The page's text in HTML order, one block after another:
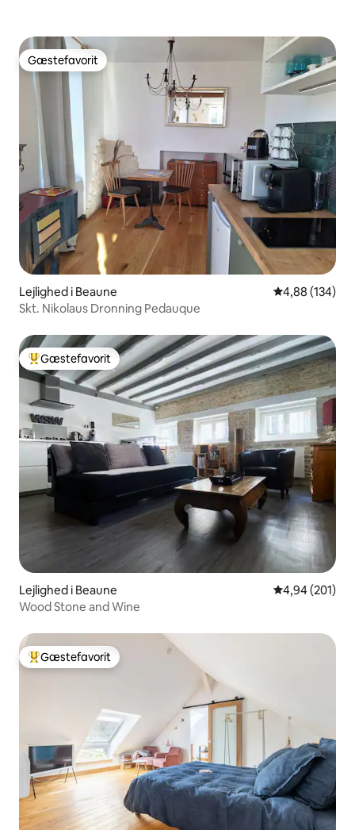
Gæstefavorit
Gæstefavorit
Lejlighed i Beaune 4,88 ud af 5 i
4,88 (134)
Skt. Nikolaus Dronning Pedauque
Bedste gæstefavorit
Gæstefavorit
Lejlighed i Beaune 4,94 ud af 5 i
4,94 (201)
Wood Stone and Wine
Bedste gæstefavorit
Gæstefavorit